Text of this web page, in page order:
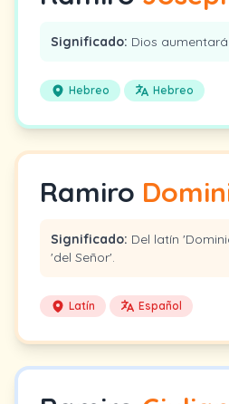
Significado: Dios aumentará
Hebreo Hebreo
Ramiro
Significado: Del latín
'del Señor'.
Latín Español